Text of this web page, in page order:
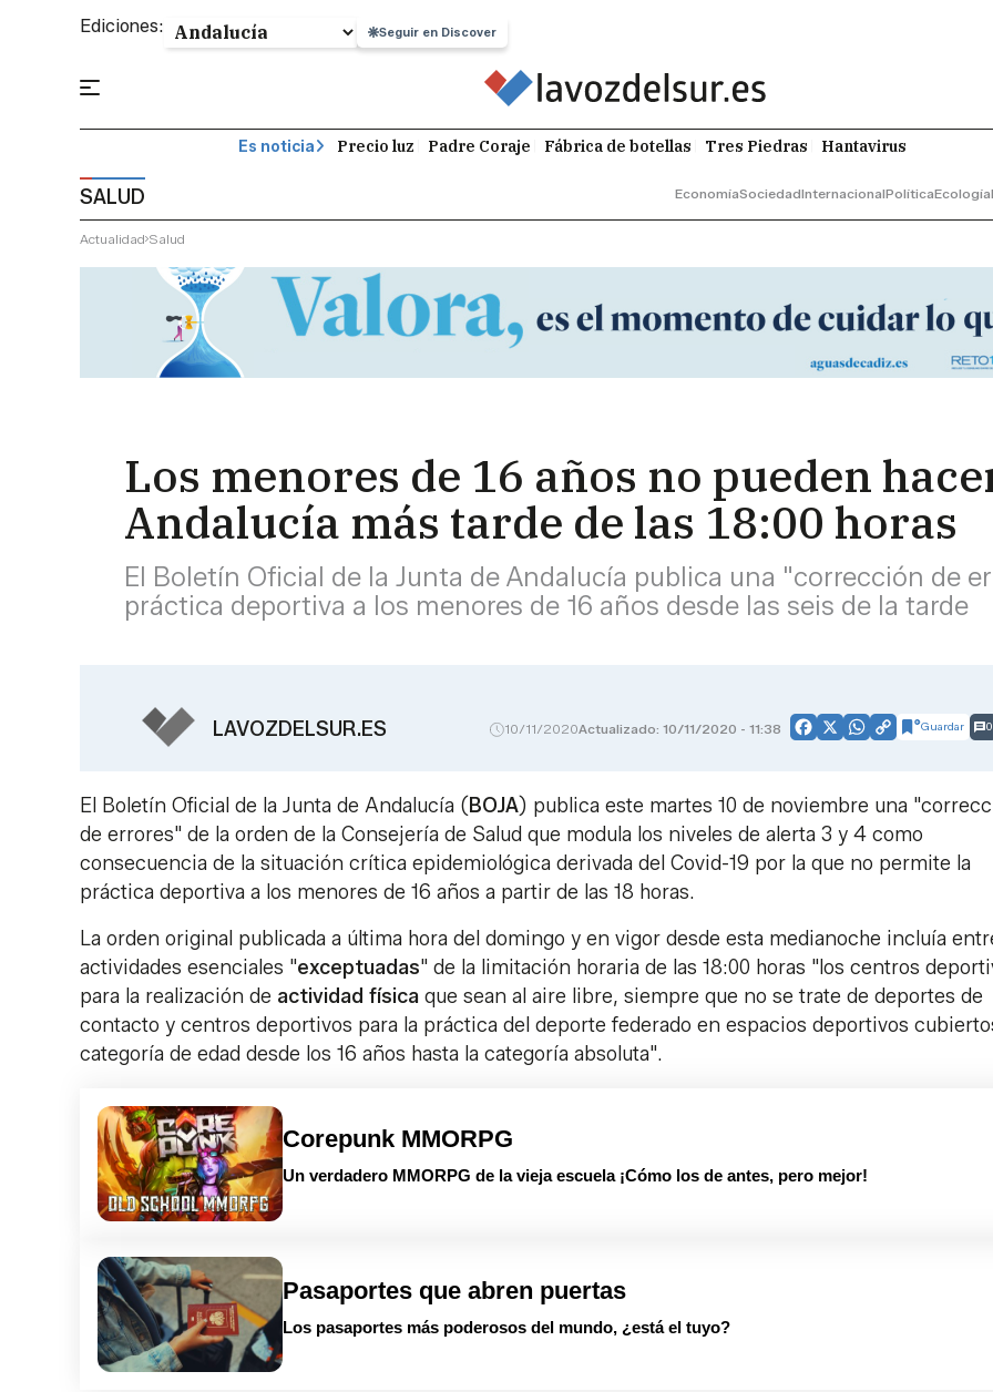
Ediciones: Seguir en Discover
Es noticia Precio luz Padre Coraje Fábrica de botellas Tres Piedras Hantavirus
SALUD EconomíaSociedadInternacionalPolíticaEcología
Actualidad Salud
Los menores de 16 años no pueden
Andalucía más tarde de las 18:00 horas
El Boletín Oficial de la Junta de Andalucía publica una "corrección de
práctica deportiva a los menores de 16 años desde las seis de la tarde
LAVOZDELSUR.ES 10/11/2020Actualizado: 10/11/2020 - 11:38 Facebook
X WhatsApp
CopyGuardar 0
El Boletín Oficial de la Junta de Andalucía (BOJA) publica este martes 10 de noviembre una
de errores" de la orden de la Consejería de Salud que modula los niveles de alerta 3 y 4 como
consecuencia de la situación crítica epidemiológica derivada del Covid-19 por la que no permite la
práctica deportiva a los menores de 16 años a partir de las 18 horas.
La orden original publicada a última hora del domingo y en vigor desde esta medianoche incluía
actividades esenciales "exceptuadas" de la limitación horaria de las 18:00 horas "los centros
para la realización de actividad física que sean al aire libre, siempre que no se trate de deportes de
contacto y centros deportivos para la práctica del deporte federado en espacios deportivos
categoría de edad desde los 16 años hasta la categoría absoluta".
Corepunk MMORPG
Un verdadero MMORPG de la vieja escuela ¡Cómo los de antes, pero mejor!
Pasaportes que abren puertas
Los pasaportes más poderosos del mundo, ¿está el tuyo?